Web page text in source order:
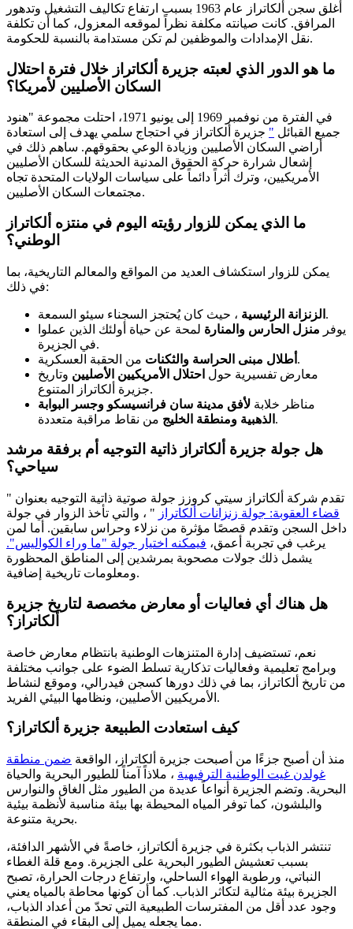
أُغلق سجن ألكاتراز عام 1963 بسبب ارتفاع تكاليف التشغيل وتدهور
المرافق. كانت صيانته مكلفة نظراً لموقعه المعزول، كما أن تكلفة
نقل الإمدادات والموظفين لم تكن مستدامة بالنسبة للحكومة.
ما هو الدور الذي لعبته جزيرة ألكاتراز خلال فترة احتلال
السكان الأصليين لأمريكا؟
في الفترة من نوفمبر 1969 إلى يونيو 1971، احتلت مجموعة "هنود
جميع القبائل " جزيرة ألكاتراز في احتجاج سلمي يهدف إلى استعادة
أراضي السكان الأصليين وزيادة الوعي بحقوقهم. ساهم ذلك في
إشعال شرارة حركة الحقوق المدنية الحديثة للسكان الأصليين
الأمريكيين، وترك أثراً دائماً على سياسات الولايات المتحدة تجاه
مجتمعات السكان الأصليين.
ما الذي يمكن للزوار رؤيته اليوم في منتزه ألكاتراز
الوطني؟
يمكن للزوار استكشاف العديد من المواقع والمعالم التاريخية، بما
في ذلك:
الزنزانة الرئيسية ، حيث كان يُحتجز السجناء سيئو السمعة.
يوفر منزل الحارس والمنارة لمحة عن حياة أولئك الذين عملوا
في الجزيرة.
أطلال مبنى الحراسة والثكنات من الحقبة العسكرية.
معارض تفسيرية حول احتلال الأمريكيين الأصليين وتاريخ
جزيرة ألكاتراز المتنوع.
مناظر خلابة لأفق مدينة سان فرانسيسكو وجسر البوابة
الذهبية ومنطقة الخليج من نقاط مراقبة متعددة.
هل جولة جزيرة ألكاتراز ذاتية التوجيه أم برفقة مرشد
سياحي؟
تقدم شركة ألكاتراز سيتي كروزز جولة صوتية ذاتية التوجيه بعنوان "
قضاء العقوبة: جولة زنزانات ألكاتراز " ، والتي تأخذ الزوار في جولة
داخل السجن وتقدم قصصًا مؤثرة من نزلاء وحراس سابقين. أما لمن
يرغب في تجربة أعمق، فيمكنه اختيار جولة "ما وراء الكواليس".
يشمل ذلك جولات مصحوبة بمرشدين إلى المناطق المحظورة
ومعلومات تاريخية إضافية.
هل هناك أي فعاليات أو معارض مخصصة لتاريخ جزيرة
ألكاتراز؟
نعم، تستضيف إدارة المتنزهات الوطنية بانتظام معارض خاصة
وبرامج تعليمية وفعاليات تذكارية تسلط الضوء على جوانب مختلفة
من تاريخ ألكاتراز، بما في ذلك دورها كسجن فيدرالي، وموقع لنشاط
الأمريكيين الأصليين، ونظامها البيئي الفريد.
كيف استعادت الطبيعة جزيرة ألكاتراز؟
منذ أن أصبح جزءًا من أصبحت جزيرة ألكاتراز، الواقعة ضمن منطقة
غولدن غيت الوطنية الترفيهية ، ملاذاً آمناً للطيور البحرية والحياة
البحرية. وتضم الجزيرة أنواعاً عديدة من الطيور مثل الغاق والنوارس
والبلشون، كما توفر المياه المحيطة بها بيئة مناسبة لأنظمة بيئية
بحرية متنوعة.
تنتشر الذباب بكثرة في جزيرة ألكاتراز، خاصةً في الأشهر الدافئة،
بسبب تعشيش الطيور البحرية على الجزيرة. ومع قلة الغطاء
النباتي، ورطوبة الهواء الساحلي، وارتفاع درجات الحرارة، تصبح
الجزيرة بيئة مثالية لتكاثر الذباب. كما أن كونها محاطة بالمياه يعني
وجود عدد أقل من المفترسات الطبيعية التي تحدّ من أعداد الذباب،
مما يجعله يميل إلى البقاء في المنطقة.